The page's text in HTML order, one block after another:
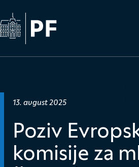
Na začetno stran
Datum objave:
13. avgust 2025
Poziv
komisije za